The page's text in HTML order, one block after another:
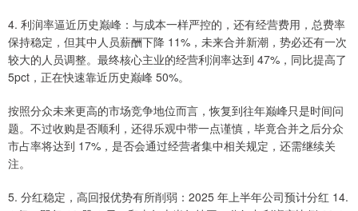
4. 利润率逼近历史巅峰：与成本一样严控的，还有经营费用，总费率
保持稳定，但其中人员薪酬下降 11%，未来合并新潮，势必还有一次
较大的人员调整。最终核心主业的经营利润率达到 47%，同比提高了
5pct，正在快速靠近历史巅峰 50%。
按照分众未来更高的市场竞争地位而言，恢复到往年巅峰只是时间问
题。不过收购是否顺利，还得乐观中带一点谨慎，毕竟合并之后分众
市占率将达到 17%，是否会通过经营者集中相关规定，还需继续关
注。
5. 分红稳定，高回报优势有所削弱：2025 年上半年公司预计分红 14.